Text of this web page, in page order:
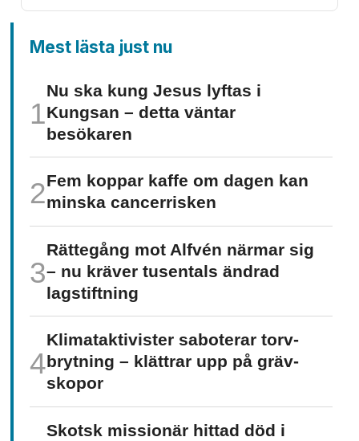
Mest lästa just nu
Nu ska kung Jesus lyftas i
Kungsan – detta väntar
besökaren
Fem koppar kaffe om dagen kan
minska cancer­risken
Rättegång mot Alfvén närmar sig
– nu kräver tusentals ändrad
lagstiftning
Klimat­aktivister saboterar torv­
brytning – klättrar upp på gräv­
skopor
Skotsk missionär hittad död i